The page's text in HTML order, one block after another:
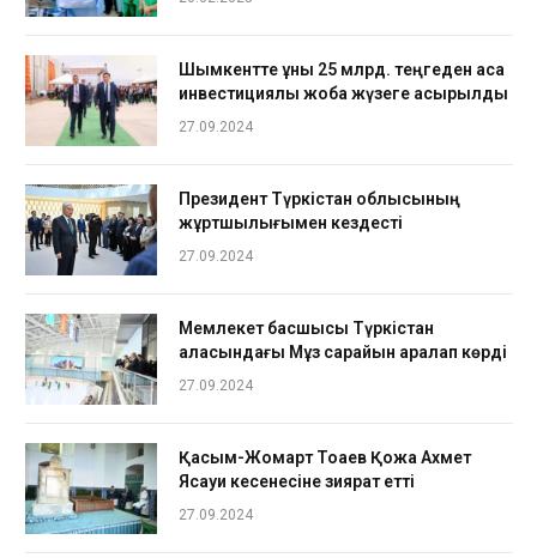
Шымкентте құны 25 млрд. теңгеден аса
инвестициялық жоба жүзеге асырылды
27.09.2024
Президент Түркістан облысының
жұртшылығымен кездесті
27.09.2024
Мемлекет басшысы Түркістан
қаласындағы Мұз сарайын аралап көрді
27.09.2024
Қасым-Жомарт Тоқаев Қожа Ахмет
Ясауи кесенесіне зиярат етті
27.09.2024